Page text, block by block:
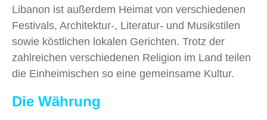
Libanon ist außerdem Heimat von verschiedenen
Festivals, Architektur-, Literatur- und Musikstilen
sowie köstlichen lokalen Gerichten. Trotz der
zahlreichen verschiedenen Religion im Land teilen
die Einheimischen so eine gemeinsame Kultur.
Die Währung